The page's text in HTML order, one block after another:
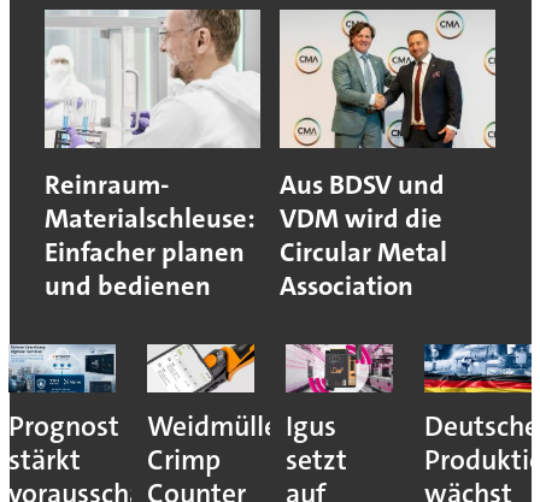
Reinraum-
Materialschleuse:
Einfacher planen
und bedienen
Aus BDSV und
VDM wird die
Circular Metal
Association
Prognost
stärkt
vorausschauende
Weidmüller:
Crimp
Counter
Igus
setzt
auf
Deutsche
wächst